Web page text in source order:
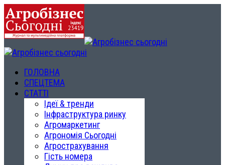
ГОЛОВНА
СПЕЦТЕМА
СТАТТІ
Ідеї & тренди
Інфраструктура ринку
Агромаркетинг
Агрономія Сьогодні
Агрострахування
Гість номера